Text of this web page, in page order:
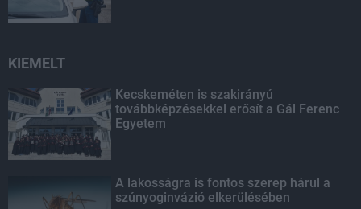
KIEMELT
Kecskeméten is szakirányú
továbbképzésekkel erősít a Gál Ferenc
Egyetem
A lakosságra is fontos szerep hárul a
szúnyoginvázió elkerülésében